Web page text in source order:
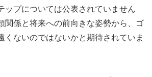
ップについては公表されていません
関係と将来への前向きな姿勢から、ゴ
くないのではないかと期待されていま